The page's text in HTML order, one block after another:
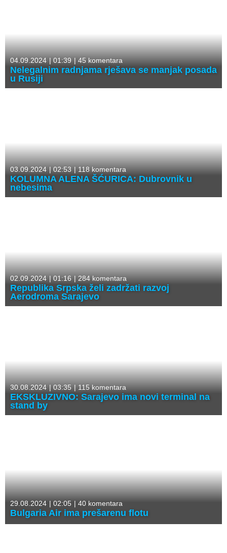
04.09.2024 |01:39 |45 komentara
Nelegalnim radnjama rješava se manjak posada
u Rusiji
03.09.2024 |02:53 |118 komentara
KOLUMNA ALENA ŠĆURICA: Dubrovnik u
nebesima
02.09.2024 |01:16 |284 komentara
Republika Srpska želi zadržati razvoj
Aerodroma Sarajevo
30.08.2024 |03:35 |115 komentara
EKSKLUZIVNO: Sarajevo ima novi terminal na
stand by
29.08.2024 | 02:05 | 40 komentara
Bulgaria Air ima prešarenu flotu